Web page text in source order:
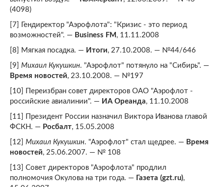
(4098)
[7] Гендиректор "Аэрофлота": "Кризис - это период
возможностей". — Business FM , 11.11.2008
[8] Мягкая посадка. — Итоги, 27.10.2008. — №44/646
[9] Михаил Кукушкин. "Аэрофлот" потянуло на "Сибирь". —
Время новостей, 23.10.2008. — №197
[10] Переизбран совет директоров ОАО "Аэрофлот -
российские авиалинии". — ИА Ореанда, 11.10.2008
[11] Президент России назначил Виктора Иванова главой
ФСКН. — Росбалт, 15.05.2008
[12] Михаил Кукушкин. "Аэрофлот" стал щедрее. — Время
новостей, 25.06.2007. — № 108
[13] Совет директоров "Аэрофлота" продлил
полномочия Окулова на три года. — Газета (gzt.ru),